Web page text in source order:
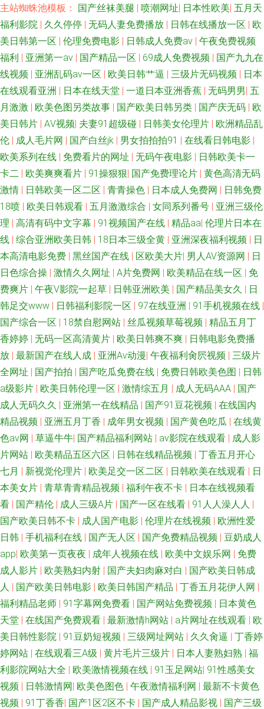
91影院 韩国伦理妈妈的朋友 欧美日日韩色色 av搬运工 久久第6页 玖玖伊人
热 影音先锋理论片 激情小说亚洲性图 91传媒国产在线观看 欧美区28p 超碰
91操人人 伊人亚洲 国产你懂得91 先锋AV强奸 欧洲精品www 欧美在线视频1
91午夜福利影视 人妻系列专区无码免费 92肏肏 老湿机福利看片 影音先锋女
人网 超碰91日韩激情 婷婷色麻豆 国产一区色呦呦呦 91n中文字幕 精品不卡
网 91白丝美女被草 狼窝色91 1024成人网站 黄色片免费在线观看 俺来也俺
区 91黄色视频大全 国产区精品熟女 午夜精品久久麻豆 91网站高清在线观看
欧美一区啪啪 91大神合集 国产伊人精品久久 丝足AV在线 AV女优无码导航网
址 日韩福利资源网 91在线免费视频观看 欧美成人乱 91网站在线播放 美女抠
逼 91ncom视频 久久偷拍 91n一页二页三页 激情都市瑟瑟瑟 五月先锋影视
在线成人网 91精品福利入口 久久青青草视频网站免 宅男看片网站 精品国产
久久美女免费 91传谋视频 国产精品久久 色亚洲色天堂 第一导航 亚洲婷婷黄
色网址 99热操一本道 男人天堂色色av 影音先锋三级伦理 超碰av福利在线导
航 91超碰在线人人操 黄色Av片区 1024在线看片 成福利最新精品无码 51神
马视频 成人18福利视频网站 日韩三级www 91校花宝儿在线 日本精品十二区
91午夜成人 久草视频网 影音先锋电影日韩91 影音先锋内射片 美日韩色片 最
新色悠悠久久色 狠狠美乳插 香蕉视频下载黄 国产精品成人一区二区 影音先
锋欧美爱情 大香蕉亚洲 一级片秋霞黄色网 国产91日本精品 51视频在线观看
超碰91 福利网址 婷婷色免费福利导航 豆花视频成人社区入口 色妞干网免费
视频网站 大香蕉论坛 色精品国产 91社区色情网站 久久精美视频 91秀秀 青
草激情网 91视频播放精品 九一传媒影视传媒 伊人大久久AV 91福利微拍导航
主站蜘蛛池模板： 国产丝袜美腿 | 喷潮网址| 日本性欧美| 五月天
福利影院 | 久久停停 | 无码人妻免费播放 | 日韩在线播放一区 | 欧
美日韩第一区 | 伦理免费电影 | 日韩成人免费av | 午夜免费视频
福利 | 亚洲第一av | 国产精品一区 | 69成人免费视频 | 国产九九在
线视频 | 亚洲乱码av一区 | 欧美日韩艹逼 | 三级片无码视频 | 日本
在线观看亚洲 | 日本在线天堂 | 一道日本亚洲香蕉 | 无码男男| 五
月激激 | 欧美色图另类故事 | 国产欧美日韩另类 | 国产庆无码 | 欧
美日韩片 | AⅤ视频| 夫妻91超级碰 | 日韩美女伦理片 | 欧洲精品乱
伦 | 成人毛片网 | 国产白丝jk | 男女拍拍拍91 | 在线看日韩电影 |
欧美系列在线 | 免费看片的网址 | 无码午夜电影 | 日韩欧美卡一
卡二 | 欧美爽爽看片 | 91操狠狠| 国产免费理论片 | 黄色高清无码
激情 | 日韩欧美一区二区 | 青青操色 | 日本成人免费网 | 日韩免费
18喷 | 欧美日韩观看 | 五月激激综合 | 女同系列番号 | 亚洲三级伦
理 | 高清有码中文字幕 | 91视频国产在线 | 精品aa| 伦理片日本在
线 | 综合亚洲欧美日韩 | 18日本三级全黄 | 亚洲深夜福利视频 | 日
本高清电影免费 | 黑丝国产在线 | 区欧美大片| 男人AV资源网 | 日
日色综合操 | 激情久久网址 | A片免费网 | 欧美精品在线一区 | 免
费爽片 | 午夜V影院一起草 | 日韩亚洲欧美 | 国产精品美女久 | 日
韩足交www | 日韩福利影院一区 | 97在线亚洲 | 91手机视频在线 |
国产综合一区 | 18禁自慰网站 | 丝瓜视频草莓视频 | 精品五月丁
香婷婷 | 无码一区高清黄片 | 欧美日韩爽不爽 | 日韩电影免费播
放 | 最新国产在线人成 | 亚洲Av动漫| 午夜福利肏屄视频 | 三级片
全网址 | 国产拍拍 | 国产吃瓜免费在线 | 免费日韩欧美色图 | 日韩
a级影片 | 欧美日韩伦理一区 | 激情综五月 | 成人无码AAA | 国产
成人无码久久 | 亚洲第一在线精品 | 国产91豆花视频 | 在线国内
精品视频 | 亚洲五月丁香 | 成年男女视频 | 国产黄色吃瓜 | 在线黄
色av网 | 草逼牛牛| 国产精品福利网站 | av影院在线观看 | 成人影
片网站 | 欧美精品五区六区 | 日韩在线精品视频 | 丁香五月开心
七月 | 新视觉伦理片 | 欧美足交一区二区 | 日韩欧美在线观看 | 日
本美女片 | 青草青青精品视频 | 福利午夜不卡 | 日本在线视频看
看 | 国产精伦 | 成人三级A片 | 国产一区在线看 | 91人人澡人人 |
国产欧美日韩不卡 | 成人国产电影 | 伦理片在线视频 | 欧洲性爱
日韩 | 手机福利在线 | 国产无人区 | 国产免费精品视频 | 豆奶成人
app| 欧美第一页夜夜 | 成年人视频在线 | 欧美中文娱乐网 | 免费
成人影片 | 欧美熟妇内射 | 国产夫妇肉麻对白 | 国产欧美日韩成
人 | 国产欧美日韩电影 | 欧美日韩国产精品 | 丁香五月花伊人网 |
福利精品老师 | 91字幕网免费看 | 国产网站免费视频 | 日本黄色
天堂 | 在线国产免费观看 | 最新激情h网站 | a片网址在线观看 | 欧
美日韩性影院 | 91豆奶短视频 | 三级网址网站 | 久久肏逼 | 丁香婷
婷网站 | 在线观看三A级 | 黄片毛片三级片 | 日本人妻熟妇熟 | 福
利影院网站大全 | 欧美激情视频在线 | 91玉足网站| 91性感美女
视频 | 日韩激情网| 欧美色图色 | 午夜激情福利网 | 最新不卡黄色
视频 | 91丁香香| 国产1区2区不卡 | 国产成人精品影视 | 国产三级